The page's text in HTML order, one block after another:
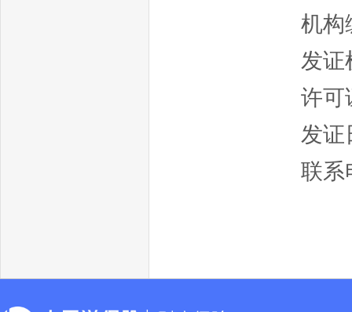
机构
发证
许可
发证
联系